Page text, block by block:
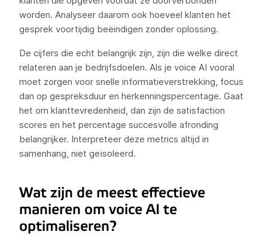
worden. Analyseer daarom ook hoeveel klanten het
gesprek voortijdig beëindigen zonder oplossing.
De cijfers die echt belangrijk zijn, zijn die welke direct
relateren aan je bedrijfsdoelen. Als je voice AI vooral
moet zorgen voor snelle informatieverstrekking, focus
dan op gespreksduur en herkenningspercentage. Gaat
het om klanttevredenheid, dan zijn de satisfaction
scores en het percentage succesvolle afronding
belangrijker. Interpreteer deze metrics altijd in
samenhang, niet geïsoleerd.
Wat zijn de meest effectieve
manieren om voice AI te
optimaliseren?